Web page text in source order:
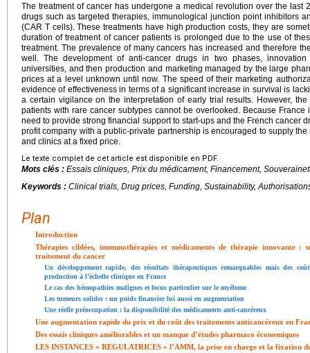
The treatment of cancer has undergone a medical revolution over the last
drugs such as targeted therapies, immunological junction point inhibitors
(CAR T cells). These treatments have high production costs, they are
duration of treatment of cancer patients is prolonged due to the use of
treatment. The prevalence of many cancers has increased and therefore
well. The development of anti-cancer drugs in two phases,
universities, and then production and marketing managed by the large
prices at a level unknown until now. The speed of their marketing
evidence of effectiveness in terms of a significant increase in survival is
a certain vigilance on the interpretation of early trial results. However,
patients with rare cancer subtypes cannot be overlooked. Because
need to provide strong financial support to start-ups and the French cancer
profit company with a public-private partnership is encouraged to supply
and clinics at a fixed price.
Le texte complet de cet article est disponible en PDF.
Mots clés : Essais cliniques, Prix du médicament, Financement,
Keywords : Clinical trials, Drug prices, Funding, Sustainability,
Plan
Introduction
Thérapies ciblées, immunothérapies et médicaments de thérapie innovante :
traitement du cancer
Un développement rapide, des résultats thérapeutiques remarquables mais des
production à l’échelle clinique en France
Le cas des hémopathies malignes et focus particulier sur le myélome
Les tumeurs solides : un poids financier lui aussi en augmentation
Une réelle préoccupation : la disponibilité des médicaments anti-cancéreux
Une augmentation rapide du prix et du coût des traitements anticancéreux en
Des essais cliniques améliorables et un manque d’études pharmaco économiques
LES INSTANCES « REGULATRICES » l’AMM, la prise en charge et la fixation